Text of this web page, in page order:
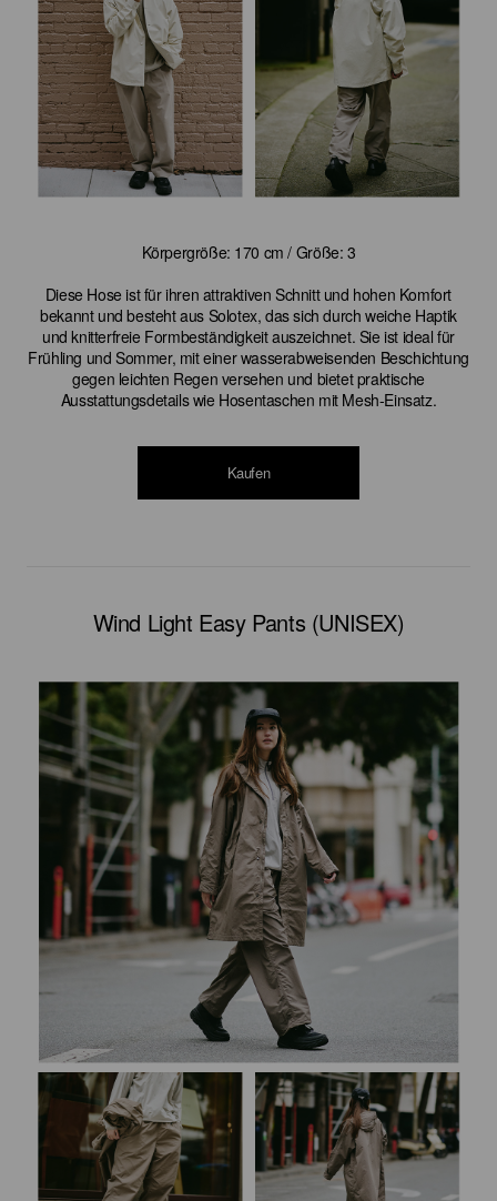
Körpergröße: 170 cm / Größe: 3
Diese Hose ist für ihren attraktiven Schnitt und hohen Komfort
bekannt und besteht aus Solotex, das sich durch weiche Haptik
und knitterfreie Formbeständigkeit auszeichnet. Sie ist ideal für
Frühling und Sommer, mit einer wasserabweisenden Beschichtung
gegen leichten Regen versehen und bietet praktische
Ausstattungsdetails wie Hosentaschen mit Mesh-Einsatz.
Kaufen
Wind Light Easy Pants (UNISEX)